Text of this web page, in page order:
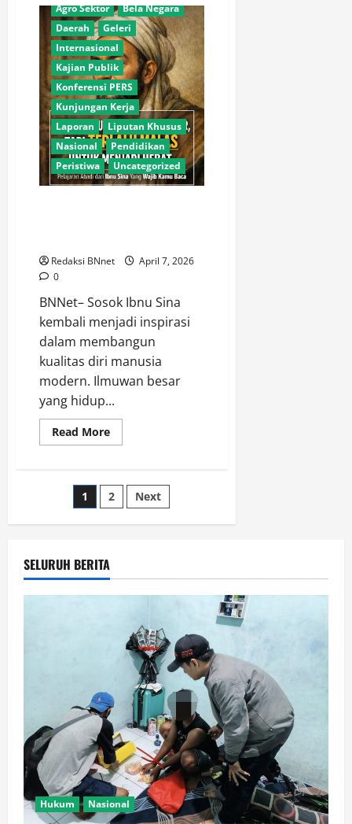
Organik
Bela
Negara,
Hasil
Uji
PH
Tanah
Naik
Drastis
dalam
Hitungan
Jam.
Agro Sektor
Bela Negara
Daerah
Geleri
Internasional
Kajian Publik
Konferensi PERS
Kunjungan Kerja
Laporan
Liputan Khusus
Nasional
Pendidikan
Peristiwa
Uncategorized
Redaksi BNnet
April 7, 2026
0
BNNet– Sosok Ibnu Sina
kembali menjadi inspirasi
dalam membangun
kualitas diri manusia
modern. Ilmuwan besar
yang hidup...
Read MoreRead
more
Ibnu
Sina:
Rahasia
Modern.
Posts
pagination
1 2 Next
SELURUH BERITA
Hukum Nasional